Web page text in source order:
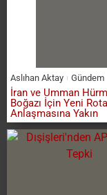
Aslıhan Aktay Gündem
İran ve Umman
Boğazı İçin Yeni Rota
Anlaşmasına Yakın